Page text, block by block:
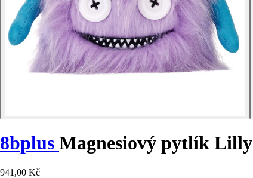
8bplus Magnesiový pytlík Lilly
941,00 Kč